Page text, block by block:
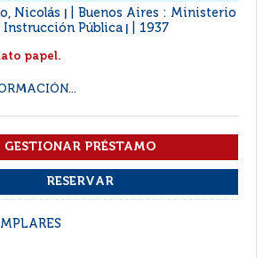
Nicolás
Buenos Aires : Ministerio
Instrucción Pública
1937
papel.